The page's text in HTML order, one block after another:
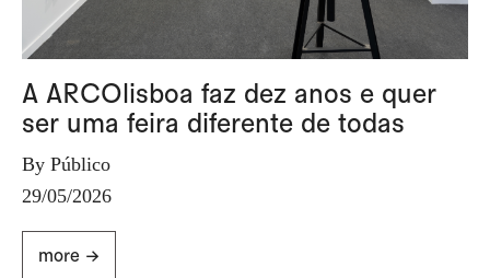
A ARCOlisboa faz dez anos e quer
ser uma feira diferente de todas
By Público
29/05/2026
more ->